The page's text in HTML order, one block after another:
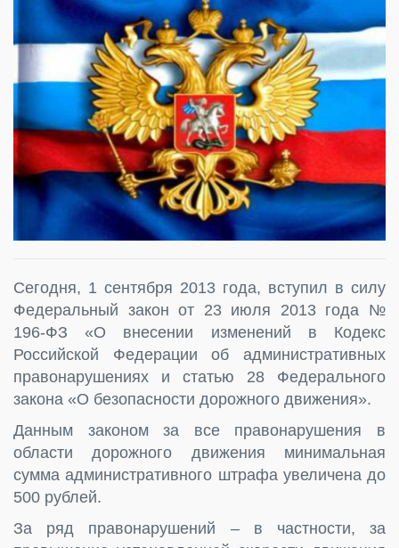
Сегодня, 1 сентября 2013 года, вступил в силу
Федеральный закон от 23 июля 2013 года №
196-ФЗ «О внесении изменений в Кодекс
Российской Федерации об административных
правонарушениях и статью 28 Федерального
закона «О безопасности дорожного движения».
Данным законом за все правонарушения в
области дорожного движения минимальная
сумма административного штрафа увеличена до
500 рублей.
За ряд правонарушений – в частности, за